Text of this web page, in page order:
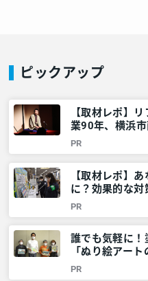
ピックアップ
【取材レポ】
業90年、横浜
を開くワケ –
– レアリア
PR
【取材レポ】
に？効果的な対
教えてもらい
ご近所情報 –
PR
誰でも気軽に！
「ぬり絵アー
川・東京多摩の
PR